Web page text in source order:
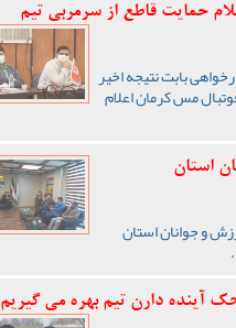
حمایت قاطع از سرمربی تیم
بابت نتیجه اخیر
مس کرمان اعلام
استان
و جوانان استان
دارن تیم بهره می گیریم